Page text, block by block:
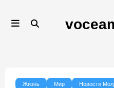
содержимому
Жизнь Мир Новости